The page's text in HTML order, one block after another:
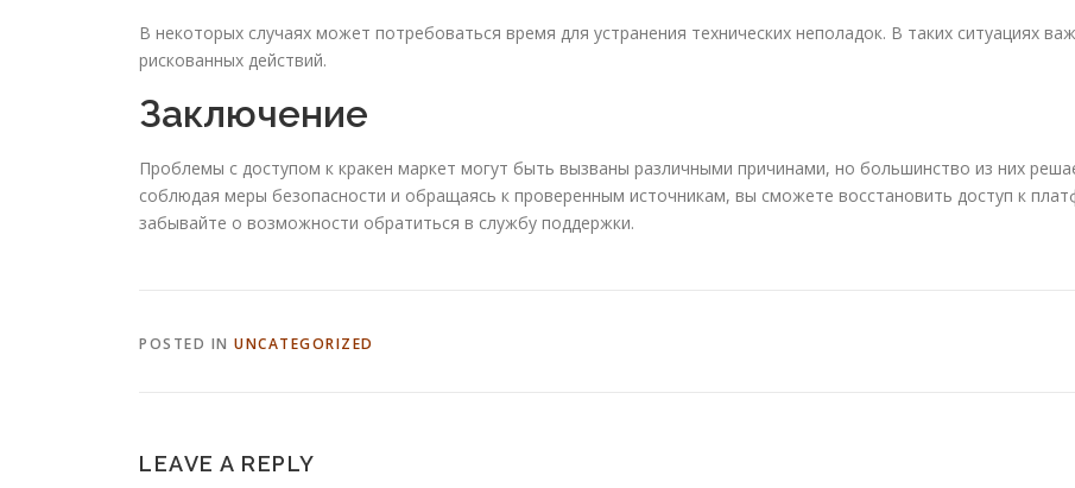
В некоторых случаях может потребоваться время для устранения технических неполадок. В таких ситуациях
рискованных действий.
Заключение
Проблемы с доступом к кракен маркет могут быть вызваны различными причинами, но большинство из них
соблюдая меры безопасности и обращаясь к проверенным источникам, вы сможете восстановить доступ к
забывайте о возможности обратиться в службу поддержки.
POSTED IN UNCATEGORIZED
LEAVE A REPLY